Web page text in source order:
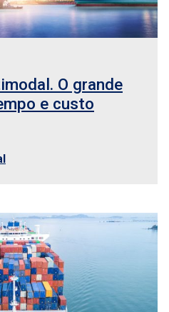
O grande
e custo